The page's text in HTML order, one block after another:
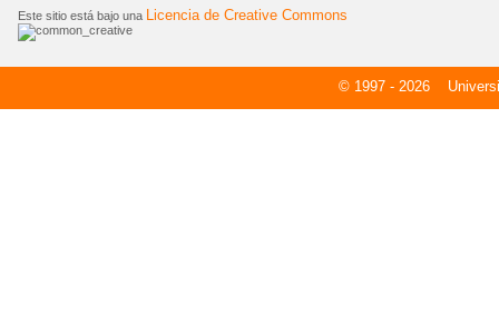
Este sitio está bajo una Licencia de Creative Commons
© 1997 - 2026